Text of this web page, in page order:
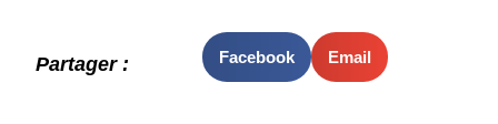
Partager : Facebook Email